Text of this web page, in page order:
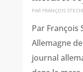
PAR FRANÇOIS
Par François
Allemagne
journal